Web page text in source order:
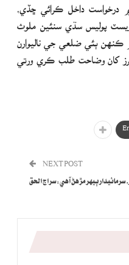
درخواست داخل ڪرائي ڇڏي،
پوليس سڌي سنئين ملوث
ٻئي ضلعي جي ناليوارن
کان وضاحت طلب ڪري ورتي
NEXT POST
ٻيهر مڙهڻ آهي: سراج الحق